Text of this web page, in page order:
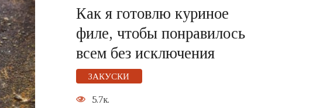
Как я готовлю куриное
филе, чтобы понравилось
всем без исключения
ЗАКУСКИ
5.7к.